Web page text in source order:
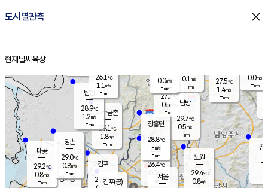
도시별관측 close
홈
현재날씨 육상
양주
27.3℃
0.5
-mm
경서동
파주금촌
29.1℃
1.8m/s
-mm
27.5℃
1.4m/s
-mm
대곶
29.2℃
0.8m/s
-mm
창
-
-m/
-
탄현
28.9℃
1.2m/s
-mm
0.0m/s
-mm
김포
29.9℃
양촌
29.0℃
0.8m/s
-mm
은평
26.4℃
0.0 m/s
- mm
노원
29.4℃
0.8m/s
남방
29.7℃
0.5m/s
-mm
장흥면
28.8℃
-m/s
-mm
0.0m/s
-mm
김포(공)
서울
26.1℃
1.1 m/s
-mm
0.1 m/s
-mm